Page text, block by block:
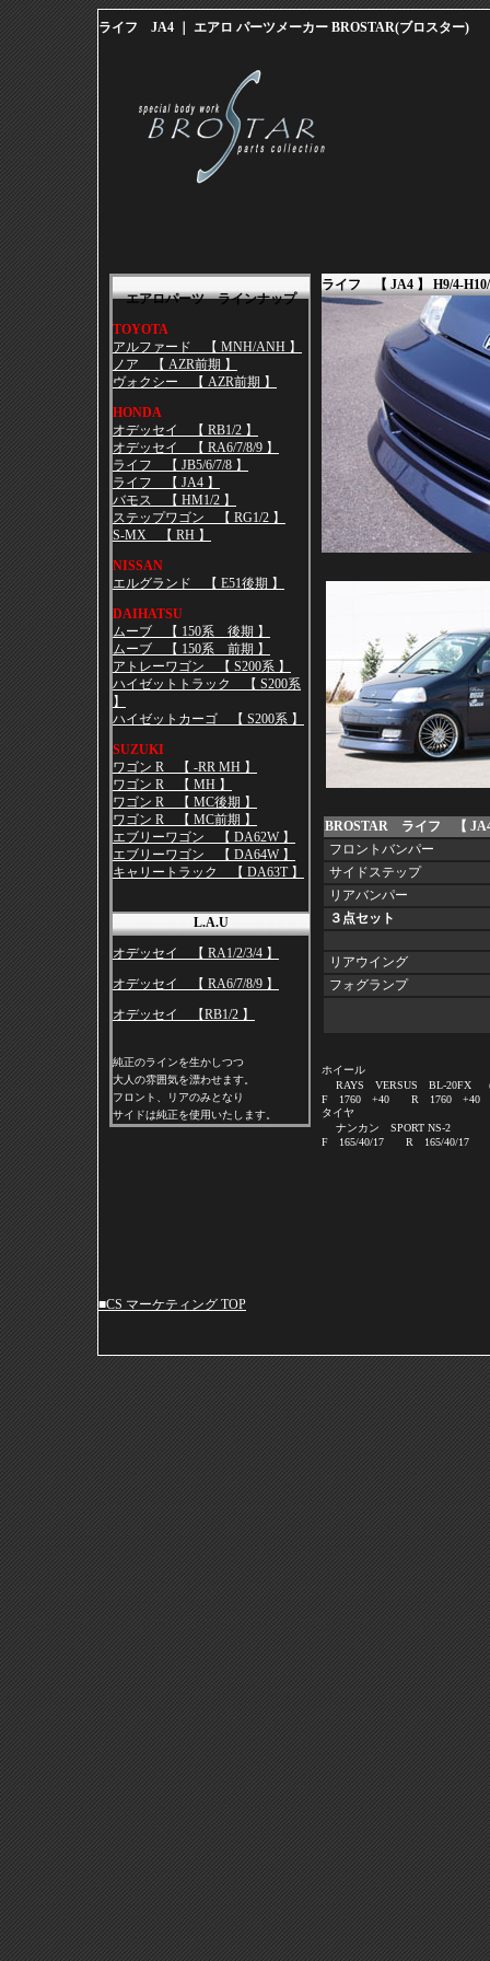
ライフ JA4 ｜ エアロ パーツメーカー BROSTAR(ブロスター)
エアロパーツ ラインナップ
TOYOTA
アルファード 【 MNH/ANH 】
ノア 【 AZR前期 】
ヴォクシー 【 AZR前期 】
HONDA
オデッセイ 【 RB1/2 】
オデッセイ 【 RA6/7/8/9 】
ライフ 【 JB5/6/7/8 】
ライフ 【 JA4 】
バモス 【 HM1/2 】
ステップワゴン 【 RG1/2 】
S-MX 【 RH 】
NISSAN
エルグランド 【 E51後期 】
DAIHATSU
ムーブ 【 150系 後期 】
ムーブ 【 150系 前期 】
アトレーワゴン 【 S200系 】
ハイゼットトラック 【 S200系
】
ハイゼットカーゴ 【 S200系 】
SUZUKI
ワゴン R 【 -RR MH 】
ワゴン R 【 MH 】
ワゴン R 【 MC後期 】
ワゴン R 【 MC前期 】
エブリーワゴン 【 DA62W 】
エブリーワゴン 【 DA64W 】
キャリートラック 【 DA63T 】
L.A.U
オデッセイ 【 RA1/2/3/4 】
オデッセイ 【 RA6/7/8/9 】
オデッセイ 【RB1/2 】
純正のラインを生かしつつ
大人の雰囲気を漂わせます。
フロント、リアのみとなり
サイドは純正を使用いたします。
ライフ 【 JA4 】 H9/4-
BROSTAR ライフ 【
フロントバンパー
サイドステップ
リアバンパー
３点セット
リアウイング
フォグランプ
ホイール
RAYS VERSUS BL-20FX （
F 1760 +40 R 1760 +40
タイヤ
ナンカン SPORT NS-2
F 165/40/17 R 165/40/17
■CS マーケティング TOP